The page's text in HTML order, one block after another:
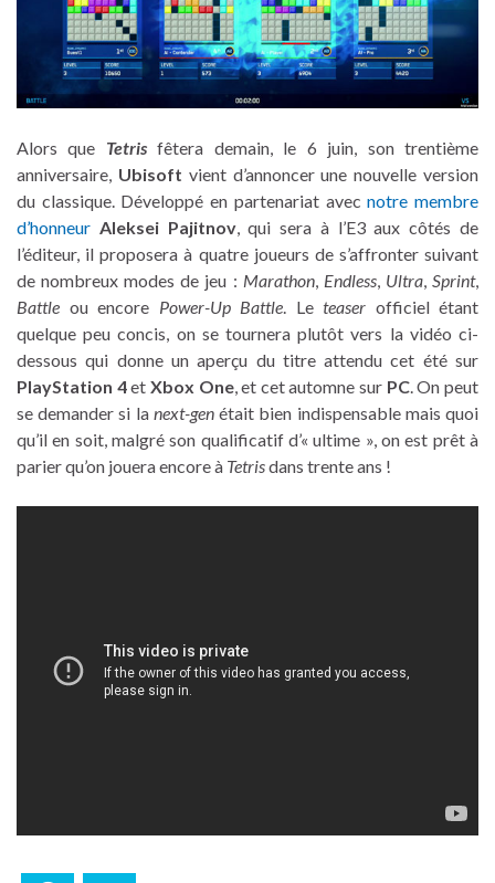
Alors que Tetris fêtera demain, le 6 juin, son trentième
anniversaire, Ubisoft vient d’annoncer une nouvelle version
du classique. Développé en partenariat avecnotre membre
d’honneur Aleksei Pajitnov, qui sera à l’E3 aux côtés de
l’éditeur, il proposera à quatre joueurs de s’affronter suivant
de nombreux modes de jeu : Marathon, Endless, Ultra,Sprint,
Battle ou encore Power-Up Battle. Le teaser officiel étant
quelque peu concis, on se tournera plutôt vers la vidéo ci-
dessous qui donne un aperçu du titre attendu cet été sur
PlayStation 4et Xbox One, et cet automne sur PC. On peut
se demander si la next-genétait bien indispensable mais quoi
qu’il en soit, malgré son qualificatif d’« ultime », on est prêt à
parier qu’on jouera encore à Tetrisdans trente ans !